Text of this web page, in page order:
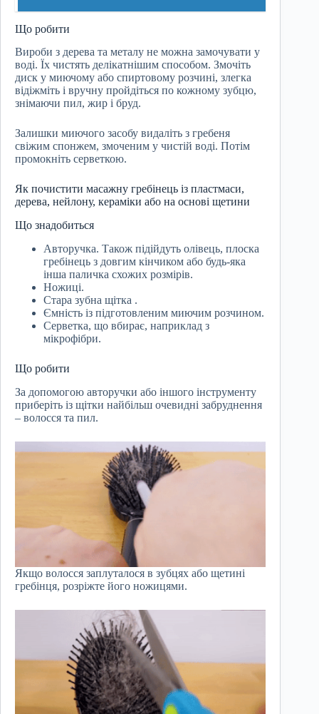
Що робити
Вироби з дерева та металу не можна замочувати у
воді. Їх чистять делікатнішим способом. Змочіть
диск у миючому або спиртовому розчині, злегка
відіжміть і вручну пройдіться по кожному зубцю,
знімаючи пил, жир і бруд.
Залишки миючого засобу видаліть з гребеня
свіжим спонжем, змоченим у чистій воді. Потім
промокніть серветкою.
Як почистити масажну гребінець із пластмаси,
дерева, нейлону, кераміки або на основі щетини
Що знадобиться
Авторучка. Також підійдуть олівець, плоска
гребінець з довгим кінчиком або будь-яка
інша паличка схожих розмірів.
Ножиці.
Стара зубна щітка .
Ємність із підготовленим миючим розчином.
Серветка, що вбирає, наприклад з
мікрофібри.
Що робити
За допомогою авторучки або іншого інструменту
приберіть із щітки найбільш очевидні забруднення
– волосся та пил.
Якщо волосся заплуталося в зубцях або щетині
гребінця, розріжте його ножицями.